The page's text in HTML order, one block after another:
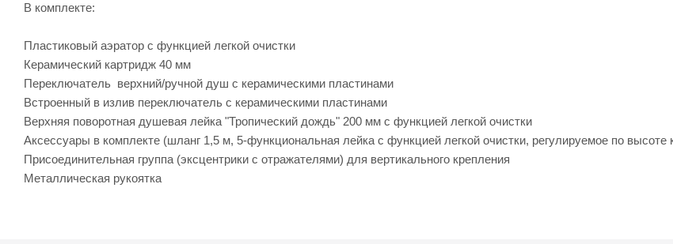
В комплекте:
Пластиковый аэратор с функцией легкой очистки
Керамический картридж 40 мм
Переключатель верхний/ручной душ с керамическими пластинами
Встроенный в излив переключатель с керамическими пластинами
Верхняя поворотная душевая лейка "Тропический дождь" 200 мм с функцией легкой очистки
Аксессуары в комплекте (шланг 1,5 м, 5-функциональная лейка с функцией легкой очистки, регулируемое по высоте
Присоединительная группа (эксцентрики с отражателями) для вертикального крепления
Металлическая рукоятка